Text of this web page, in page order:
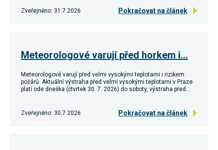
Zveřejněno: 31.7.2026 Pokračovat na článek
Meteorologové varují před horkem i…
Meteorologové varují před velmi vysokými teplotami i rizikem
požárů. Aktuální výstraha před velmi vysokými teplotami v Praze
platí ode dneška (čtvrtek 30. 7. 2026) do soboty, výstraha před…
Zveřejněno: 30.7.2026 Pokračovat na článek
souhlas, nebudete
příjemcem obsahů